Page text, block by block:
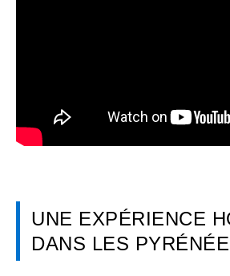
UNE EXPÉRIENCE
DANS LES